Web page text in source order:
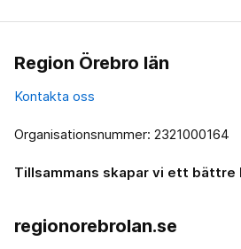
Region Örebro län
Kontakta oss
Organisationsnummer: 2321000164
Tillsammans skapar vi ett bättre
regionorebrolan.se